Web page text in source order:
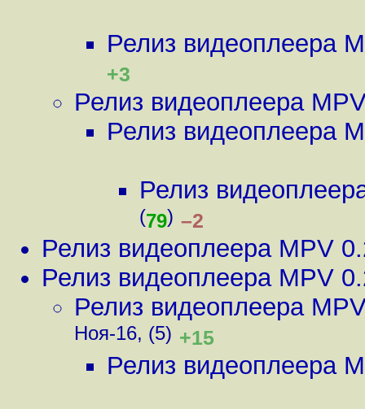
Релиз видеоплеера
+3
Релиз видеоплеера
Релиз видеоплеера
Релиз
(79) –2
Релиз видеоплеера MPV
Релиз видеоплеера MPV
Релиз видеоплеера
Ноя-16, (5) +15
Релиз видеоплеера